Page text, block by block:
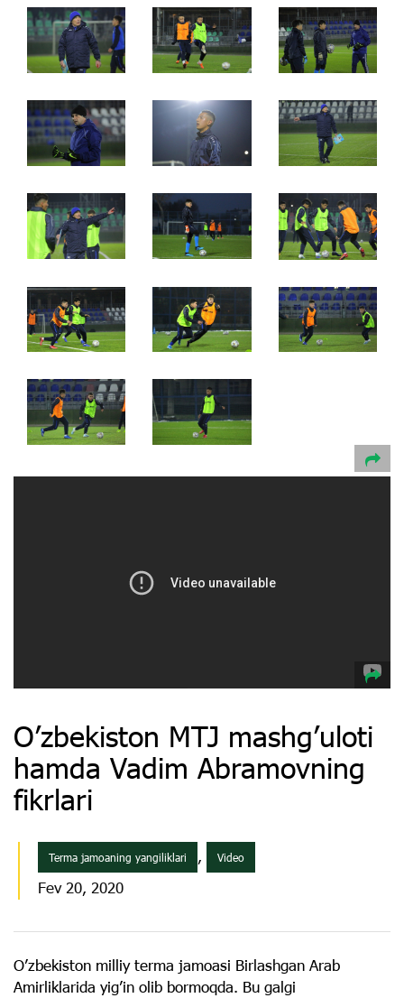
Oʼzbekiston MTJ mashgʼuloti
hamda Vadim Abramovning
fikrlari
Terma jamoaning yangiliklari , Video
Fev 20, 2020
Oʼzbekiston milliy terma jamoasi Birlashgan Arab
Amirliklarida yigʼin olib bormoqda. Bu galgi